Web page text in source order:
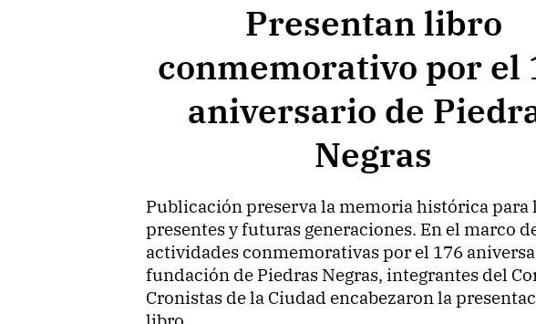
Presentan libro
conmemorativo por el
aniversario de
Negras
Publicación preserva la memoria histórica para
presentes y futuras generaciones. En el marco
actividades conmemorativas por el 176
fundación de Piedras Negras, integrantes del
Cronistas de la Ciudad encabezaron la